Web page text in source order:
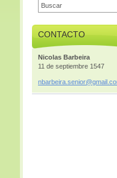
CONTACTO
Nicolas Barbeira
11 de septiembre 1547
nbarbeira.senior@gmail.c